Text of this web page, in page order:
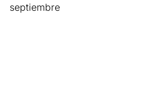
septiembre